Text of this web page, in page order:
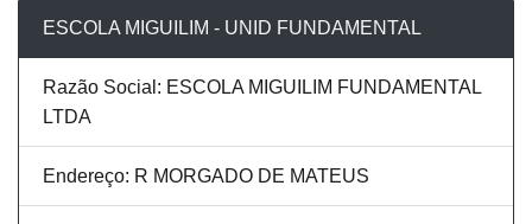
ESCOLA MIGUILIM - UNID FUNDAMENTAL
Razão Social: ESCOLA MIGUILIM FUNDAMENTAL
LTDA
Endereço: R MORGADO DE MATEUS